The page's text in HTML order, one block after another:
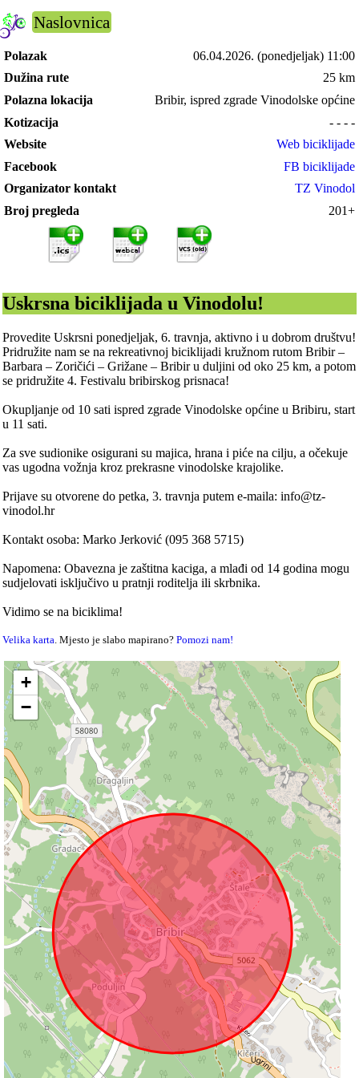
Naslovnica
Polazak 06.04.2026. (ponedjeljak) 11:00
Dužina rute
25 km
Polazna lokacija
Bribir, ispred zgrade Vinodolske općine
Kotizacija
- - - -
Website
Web biciklijade
Facebook
FB biciklijade
Organizator kontakt
TZ Vinodol
Broj pregleda
201+
Uskrsna biciklijada u Vinodolu!
Provedite Uskrsni ponedjeljak, 6. travnja, aktivno i u dobrom društvu!
Pridružite nam se na rekreativnoj biciklijadi kružnom rutom Bribir –
Barbara – Zoričići – Grižane – Bribir u duljini od oko 25 km, a potom
se pridružite 4. Festivalu bribirskog prisnaca!
Okupljanje od 10 sati ispred zgrade Vinodolske općine u Bribiru, start
u 11 sati.
Za sve sudionike osigurani su majica, hrana i piće na cilju, a očekuje
vas ugodna vožnja kroz prekrasne vinodolske krajolike.
Prijave su otvorene do petka, 3. travnja putem e-maila: info@tz-
vinodol.hr
Kontakt osoba: Marko Jerković (095 368 5715)
Napomena: Obavezna je zaštitna kaciga, a mlađi od 14 godina mogu
sudjelovati isključivo u pratnji roditelja ili skrbnika.
Vidimo se na biciklima!
Velika karta. Mjesto je slabo mapirano?Pomozi nam!
+
−